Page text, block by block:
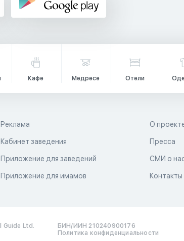
Кафе Медресе Отели
Реклама
Кабинет заведения
Приложение для заведений
Приложение для имамов
О
Пресса
СМИ о
Контакты
Guide Ltd.
БИН/ИИН 210240900176
Политика конфиденциальности